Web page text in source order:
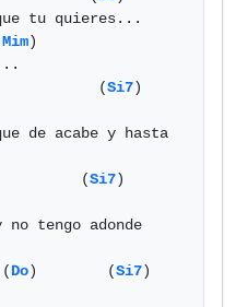
tu quieres...
Mim)
..
(Si7)
de acabe y hasta
(Si7)
tengo adonde
Do)        (Si7)